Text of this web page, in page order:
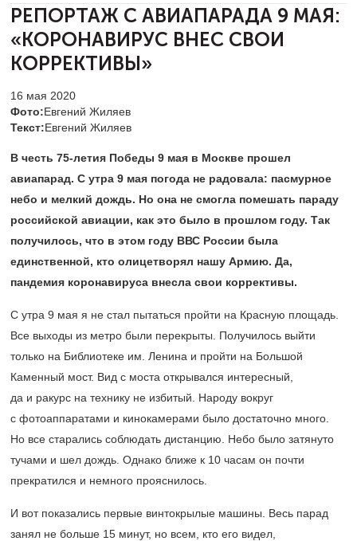
РЕПОРТАЖ С АВИАПАРАДА 9 МАЯ:
«КОРОНАВИРУС ВНЕС СВОИ
КОРРЕКТИВЫ»
16 мая 2020
Фото:Евгений Жиляев
Текст:Евгений Жиляев
В честь 75-летия Победы 9 мая в Москве прошел
авиапарад. С утра 9 мая погода не радовала: пасмурное
небо и мелкий дождь. Но она не смогла помешать параду
российской авиации, как это было в прошлом году. Так
получилось, что в этом году ВВС России была
единственной, кто олицетворял нашу Армию. Да,
пандемия коронавируса внесла свои коррективы.
С утра 9 мая я не стал пытаться пройти на Красную площадь.
Все выходы из метро были перекрыты. Получилось выйти
только на Библиотеке им. Ленина и пройти на Большой
Каменный мост. Вид с моста открывался интересный,
да и ракурс на технику не избитый. Народу вокруг
с фотоаппаратами и кинокамерами было достаточно много.
Но все старались соблюдать дистанцию. Небо было затянуто
тучами и шел дождь. Однако ближе к 10 часам он почти
прекратился и немного прояснилось.
И вот показались первые винтокрылые машины. Весь парад
занял не больше 15 минут, но всем, кто его видел,